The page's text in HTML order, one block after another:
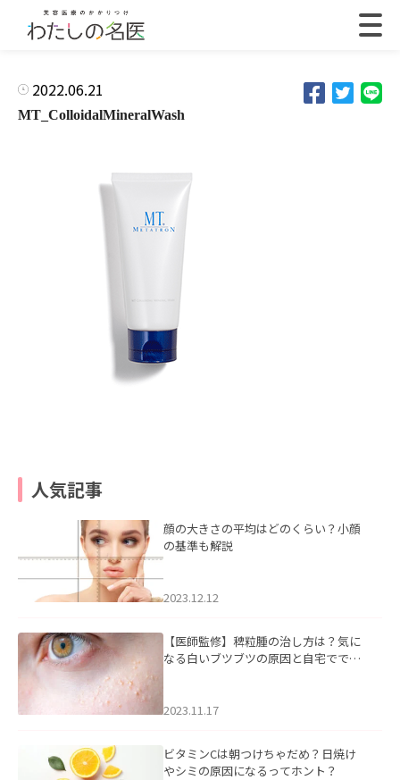
2022.06.21
MT_ColloidalMineralWash
人気記事
顔の大きさの平均はどのくらい？小顔
の基準も解説
2023.12.12
【医師監修】稗粒腫の治し方は？気に
なる白いブツブツの原因と自宅ででき
2023.11.17
ビタミンCは朝つけちゃだめ？日焼け
やシミの原因になるってホント？